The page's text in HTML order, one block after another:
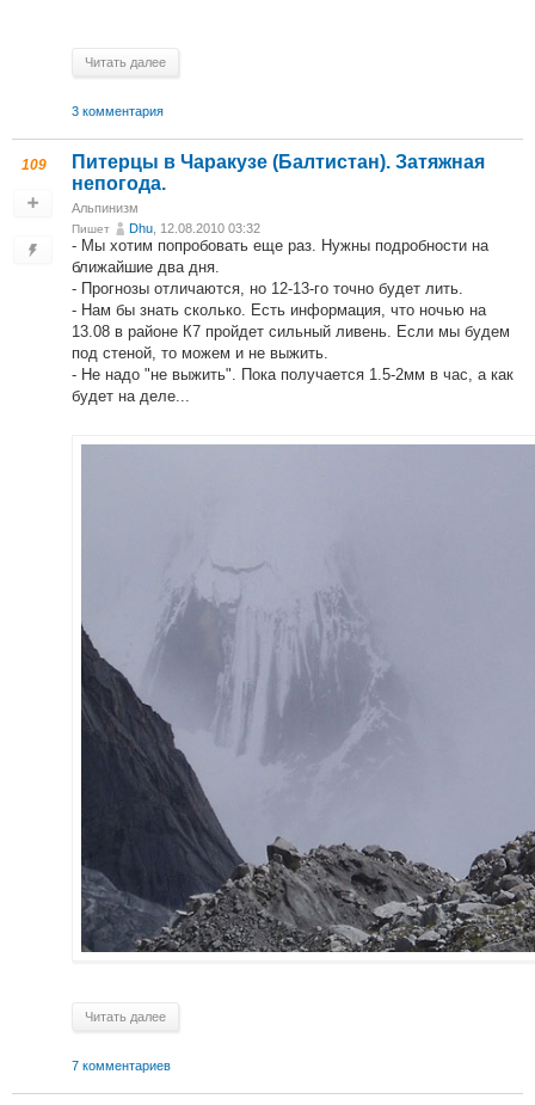
Читать далее
3 комментария
109
Питерцы в Чаракузе (Балтистан). Затяжная
непогода.
Альпинизм
Пишет Dhu , 12.08.2010 03:32
- Мы хотим попробовать еще раз. Нужны подробности на
ближайшие два дня.
- Прогнозы отличаются, но 12-13-го точно будет лить.
- Нам бы знать сколько. Есть информация, что ночью на
13.08 в районе К7 пройдет сильный ливень. Если мы будем
под стеной, то можем и не выжить.
- Не надо "не выжить". Пока получается 1.5-2мм в час, а как
будет на деле...
Читать далее
7 комментариев